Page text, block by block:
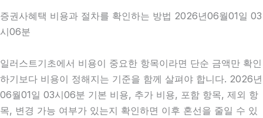
증권사혜택 비용과 절차를 확인하는 방법 2026년06월01일 03
시06분
일러스트기초에서 비용이 중요한 항목이라면 단순 금액만 확인
하기보다 비용이 정해지는 기준을 함께 살펴야 합니다. 2026년
06월01일 03시06분 기본 비용, 추가 비용, 포함 항목, 제외 항
목, 변경 가능 여부가 있는지 확인하면 이후 혼선을 줄일 수 있